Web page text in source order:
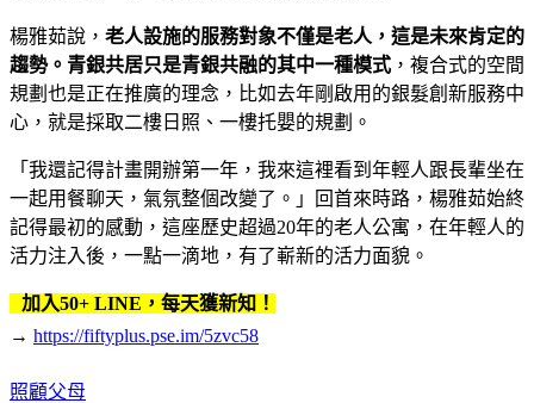
楊雅茹說， 老人設施的服務對象不僅是老人，這是未來肯定的
趨勢。青銀共居只是青銀共融的其中一種模式 ，複合式的空間
規劃也是正在推廣的理念，比如去年剛啟用的銀髮創新服務中
心，就是採取二樓日照、一樓托嬰的規劃。
「我還記得計畫開辦第一年，我來這裡看到年輕人跟長輩坐在
一起用餐聊天，氣氛整個改變了。」回首來時路，楊雅茹始終
記得最初的感動，這座歷史超過20年的老人公寓，在年輕人的
活力注入後，一點一滴地，有了嶄新的活力面貌。
加入50+ LINE，每天獲新知！
→ https://fiftyplus.pse.im/5zvc58
照顧父母